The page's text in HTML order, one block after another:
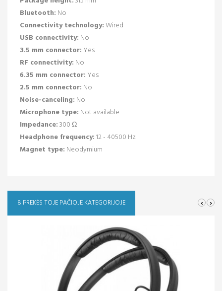
Bluetooth: No
Connectivity technology:Wired
USB connectivity: No
3.5 mm connector: Yes
RF connectivity: No
6.35 mm connector: Yes
2.5 mm connector: No
Noise-canceling: No
Microphone type: Not available
Impedance:300 Ω
Headphone frequency:12 - 40500 Hz
Magnet type: Neodymium
8 PREKĖS TOJE PAČIOJE KATEGORIJOJE ‹ ›